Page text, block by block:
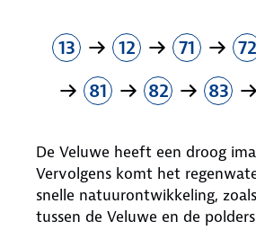
13 12 71 72
81
82 83
De Veluwe heeft een droog
Vervolgens komt het
snelle natuurontwikkeling,
tussen de Veluwe en de